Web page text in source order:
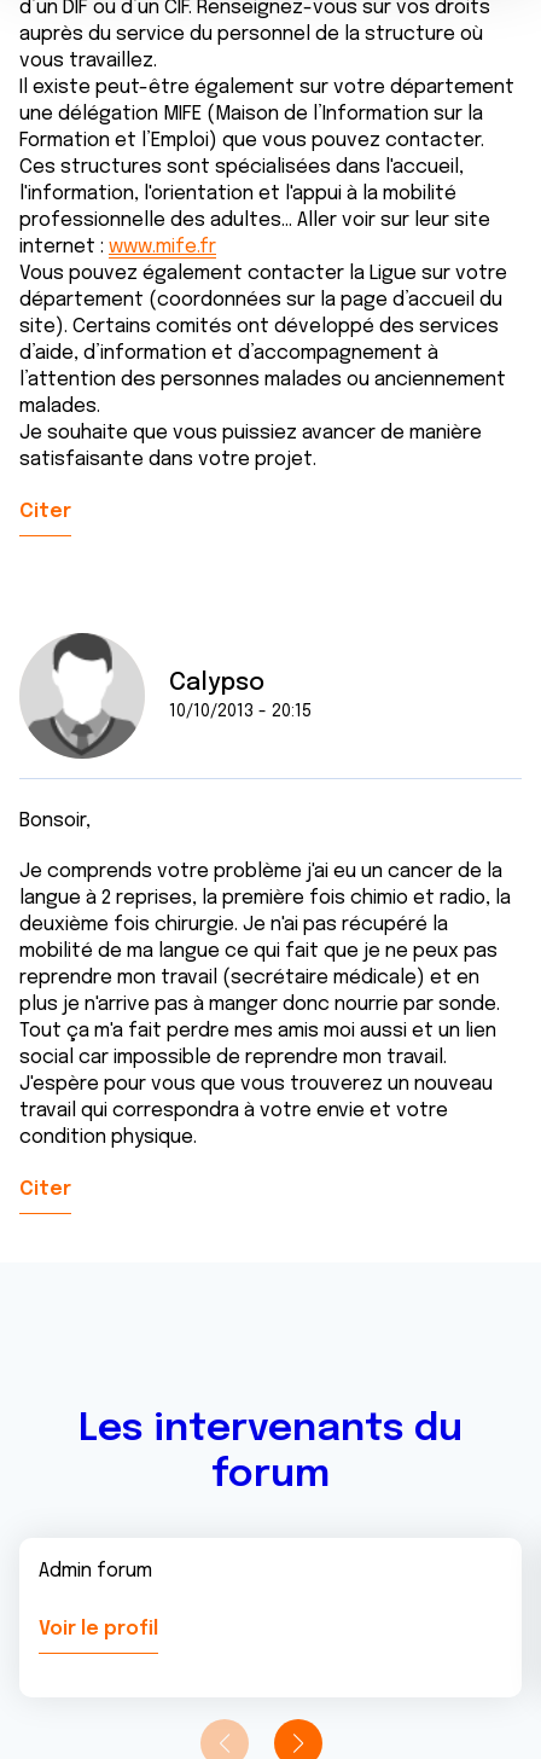
partageons également des informations sur l'utilisation de
notre site avec nos partenaires de médias sociaux, de
publicité et d'analyse, qui peuvent combiner celles-ci
avec d'autres informations que vous leur avez fournies
ou qu'ils ont collectées lors de votre utilisation de leurs
services.
d’un DIF ou d’un CIF. Renseignez-vous sur vos droits
auprès du service du personnel de la structure où
vous travaillez.
Il existe peut-être également sur votre département
une délégation MIFE (Maison de l’Information sur la
Formation et l’Emploi) que vous pouvez contacter.
Ces structures sont spécialisées dans l'accueil,
l'information, l'orientation et l'appui à la mobilité
professionnelle des adultes... Aller voir sur leur site
internet : www.mife.fr
Vous pouvez également contacter la Ligue sur votre
département (coordonnées sur la page d’accueil du
site). Certains comités ont développé des services
d’aide, d’information et d’accompagnement à
l’attention des personnes malades ou anciennement
malades.
Je souhaite que vous puissiez avancer de manière
satisfaisante dans votre projet.
Citer
Calypso
10/10/2013 - 20:15
Bonsoir,
Je comprends votre problème j'ai eu un cancer de la
langue à 2 reprises, la première fois chimio et radio, la
deuxième fois chirurgie. Je n'ai pas récupéré la
mobilité de ma langue ce qui fait que je ne peux pas
reprendre mon travail (secrétaire médicale) et en
plus je n'arrive pas à manger donc nourrie par sonde.
Tout ça m'a fait perdre mes amis moi aussi et un lien
social car impossible de reprendre mon travail.
J'espère pour vous que vous trouverez un nouveau
travail qui correspondra à votre envie et votre
condition physique.
Citer
Les intervenants du
forum
Admin forum
Voir le profil